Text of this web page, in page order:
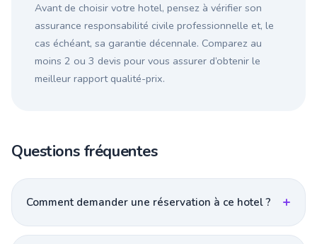
Avant de choisir votre hotel, pensez à vérifier son
assurance responsabilité civile professionnelle et, le
cas échéant, sa garantie décennale. Comparez au
moins 2 ou 3 devis pour vous assurer d’obtenir le
meilleur rapport qualité-prix.
Questions fréquentes
Comment demander une réservation à ce hotel ?